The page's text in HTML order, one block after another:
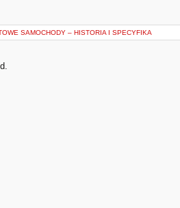
SAMOCHODY – HISTORIA I SPECYFIKA